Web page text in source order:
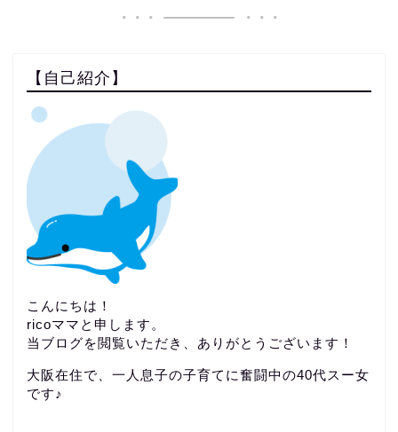
【自己紹介】
こんにちは！
ricoママと申します。
当ブログを閲覧いただき、ありがとうございます！
大阪在住で、一人息子の子育てに奮闘中の40代スー女
です♪